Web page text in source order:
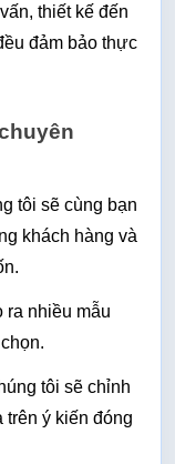
thiết kế đến
đảm bảo thực
tôi sẽ cùng bạn
khách hàng và
ra nhiều mẫu
tôi sẽ chỉnh
ý kiến đóng